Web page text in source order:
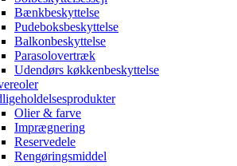
Bænkbeskyttelse
Pudeboksbeskyttelse
Balkonbeskyttelse
Parasolovertræk
Udendørs køkkenbeskyttelse
Olier & farve
Imprægnering
Reservedele
Rengøringsmiddel